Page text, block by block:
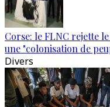
Corse: le FLNC rejette
une "colonisation de
Divers